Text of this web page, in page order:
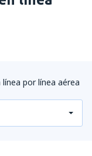
por línea aérea